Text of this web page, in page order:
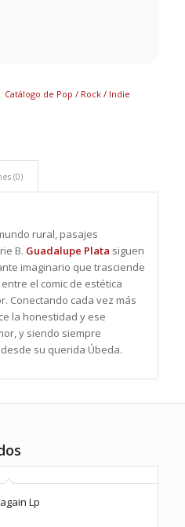
Catálogo de Pop / Rock / Indie
(0)
rural, pasajes
B. Guadalupe Plata siguen
imaginario que trasciende
el comic de estética
Conectando cada vez más
la honestidad y ese
y siendo siempre
su querida Úbeda.
Lp